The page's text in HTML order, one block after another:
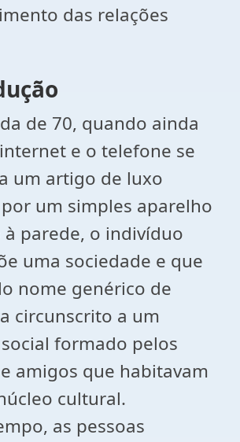
das relações
de 70, quando ainda
e o telefone se
um artigo de luxo
um simples aparelho
parede, o indivíduo
uma sociedade e que
nome genérico de
circunscrito a um
formado pelos
amigos que habitavam
cultural.
as pessoas